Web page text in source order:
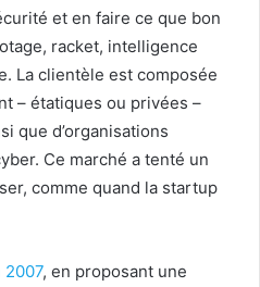
et en faire ce que bon
racket, intelligence
La clientèle est composée
– étatiques ou privées –
que d’organisations
Ce marché a tenté un
comme quand la startup
2007, en proposant une